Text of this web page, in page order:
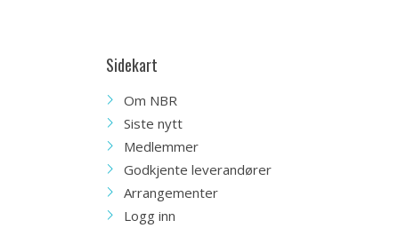
Sidekart
Om NBR
Siste nytt
Medlemmer
Godkjente leverandører
Arrangementer
Logg inn